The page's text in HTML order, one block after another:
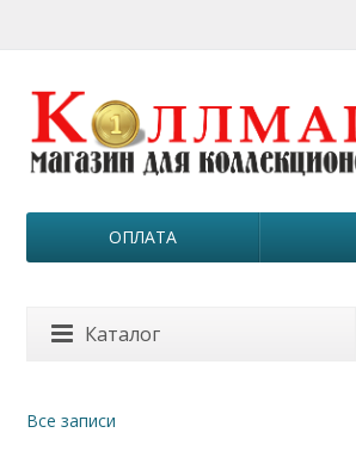
ОПЛАТА
Каталог
Все записи